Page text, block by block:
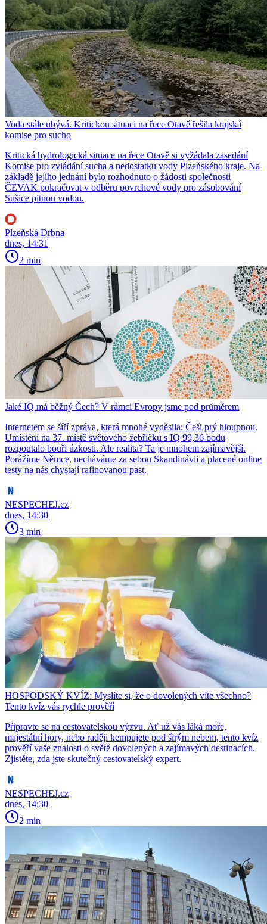
Voda stále ubývá. Kritickou situaci na řece Otavě řešila krajská
komise pro sucho
Kritická hydrologická situace na řece Otavě si vyžádala zasedání
Komise pro zvládání sucha a nedostatku vody Plzeňského kraje. Na
základě jejího jednání bylo rozhodnuto o žádosti společnosti
ČEVAK pokračovat v odběru povrchové vody pro zásobování
Sušice pitnou vodou.
Plzeňská Drbna
dnes, 14:31
2 min
Jaké IQ má běžný Čech? V rámci Evropy jsme pod průměrem
Internetem se šíří zpráva, která mnohé vyděsila: Češi prý hloupnou.
Umístění na 37. místě světového žebříčku s IQ 99,36 bodu
rozpoutalo bouři úzkosti. Ale realita? Ta je mnohem zajímavější.
Porážíme Němce, necháváme za sebou Skandinávii a placené online
testy na nás chystají rafinovanou past.
NESPECHEJ.cz
dnes, 14:30
3 min
HOSPODSKÝ KVÍZ: Myslíte si, že o dovolených víte všechno?
Tento kvíz vás rychle prověří
Připravte se na cestovatelskou výzvu. Ať už vás láká moře,
majestátní hory, nebo raději kempujete pod širým nebem, tento kvíz
prověří vaše znalosti o světě dovolených a zajímavých destinacích.
Zjistěte, zda jste skutečný cestovatelský expert.
NESPECHEJ.cz
dnes, 14:30
2 min